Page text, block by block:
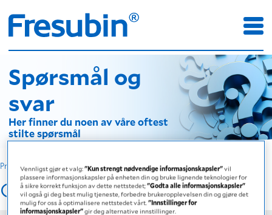
Spørsmål og
svar
Her finner du noen av våre oftest
stilte spørsmål
Produkter
Ofte stilte spørsmål
Vennligst gjør et valg:"Kun strengt nødvendige informasjonskapsler"vil
plassere informasjonskapsler på enheten din og bruke lignende teknologier for
å sikre korrekt funksjon av dette nettstedet;"Godta alle informasjonskapsler"
vil også gi deg best mulig tjeneste, forbedre brukeropplevelsen din og gjøre det
mulig for oss å optimalisere nettstedet vårt."Innstillinger for
informasjonskapsler"gir deg alternative innstillinger.